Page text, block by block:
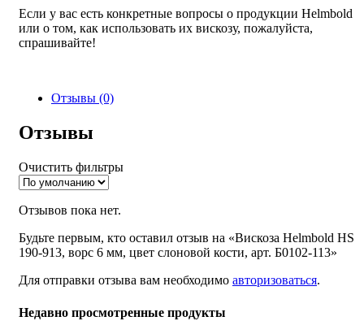
Если у вас есть конкретные вопросы о продукции Helmbold
или о том, как использовать их вискозу, пожалуйста,
спрашивайте!
Отзывы (0)
Отзывы
Очистить фильтры
Отзывов пока нет.
Будьте первым, кто оставил отзыв на «Вискоза Helmbold HS
190-913, ворс 6 мм, цвет слоновой кости, арт. Б0102-113»
Для отправки отзыва вам необходимо авторизоваться.
Недавно просмотренные продукты